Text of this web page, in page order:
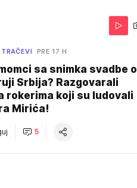
PRE 17 H
sa snimka svadbe o
Srbija? Razgovarali
rokerima koji su ludovali
Mirića!
5